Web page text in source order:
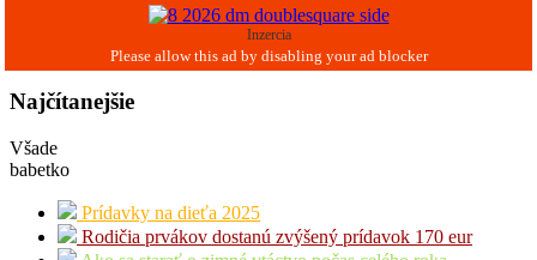
Inzercia
Najčítanejšie
Všade
babetko
Prídavky na dieťa 2025
Rodičia prvákov dostanú zvýšený prídavok 170 eur